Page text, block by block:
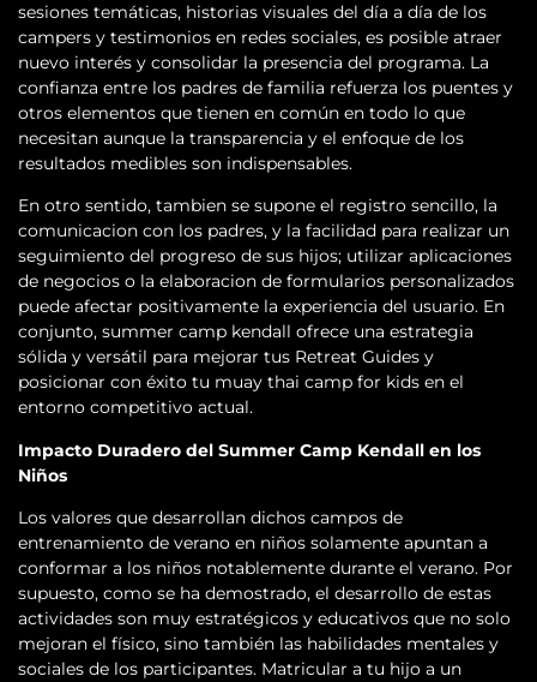
sesiones temáticas, historias visuales del día a día de los
campers y testimonios en redes sociales, es posible atraer
nuevo interés y consolidar la presencia del programa. La
confianza entre los padres de familia refuerza los puentes y
otros elementos que tienen en común en todo lo que
necesitan aunque la transparencia y el enfoque de los
resultados medibles son indispensables.
En otro sentido, tambien se supone el registro sencillo, la
comunicacion con los padres, y la facilidad para realizar un
seguimiento del progreso de sus hijos; utilizar aplicaciones
de negocios o la elaboracion de formularios personalizados
puede afectar positivamente la experiencia del usuario. En
conjunto, summer camp kendall ofrece una estrategia
sólida y versátil para mejorar tus Retreat Guides y
posicionar con éxito tu muay thai camp for kids en el
entorno competitivo actual.
Impacto Duradero del Summer Camp Kendall en los
Niños
Los valores que desarrollan dichos campos de
entrenamiento de verano en niños solamente apuntan a
conformar a los niños notablemente durante el verano. Por
supuesto, como se ha demostrado, el desarrollo de estas
actividades son muy estratégicos y educativos que no solo
mejoran el físico, sino también las habilidades mentales y
sociales de los participantes. Matricular a tu hijo a un